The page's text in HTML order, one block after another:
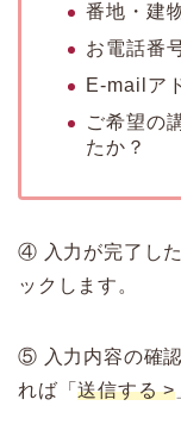
番地・建
お電話番
E-mailア
ご希望の
たか？
④ 入力が完了した
ックします。
⑤ 入力内容の確
れば「送信する >